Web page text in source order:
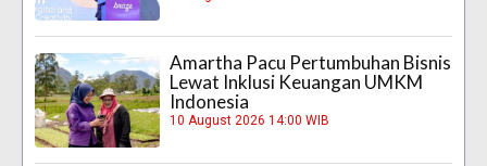
Amartha Pacu Pertumbuhan Bisnis
Lewat Inklusi Keuangan UMKM
Indonesia
10 August 2026 14:00 WIB